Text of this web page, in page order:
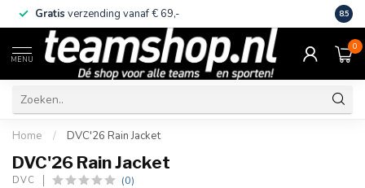
Gratis verzending vanaf € 69,- Eigen
8.5
MENU
0
Home / DVC'26 Rain Jacket
DVC'26 Rain Jacket
DVC (0)